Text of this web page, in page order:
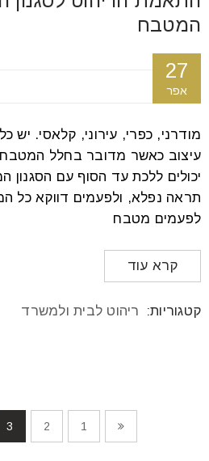
המטבח
27
אפר
מודרני, כפרי, עירוני, קלאסי. יש
עיצוב כאשר מדובר בחלל
יכולים ללכת עד הסוף עם הסגנון
תראה נפלא, ולפעמים דווקא כל
לפעמים מטבח
קרא עוד
קטגוריות: ריהוט לבית ולמשרד
1
2
3